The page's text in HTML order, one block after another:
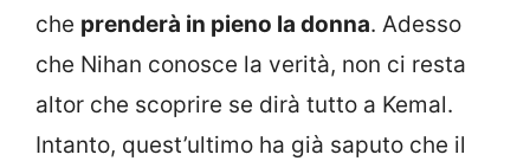
che prenderà in pieno la donna. Adesso
che Nihan conosce la verità, non ci resta
altor che scoprire se dirà tutto a Kemal.
Intanto, quest’ultimo ha già saputo che il